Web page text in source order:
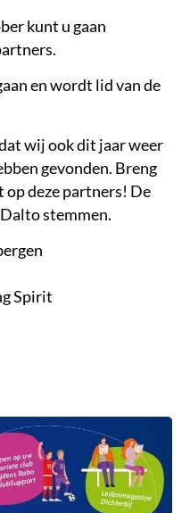
kunt u gaan
en wordt lid van de
wij ook dit jaar weer
gevonden. Breng
op deze partners! De
stemmen.
Spirit